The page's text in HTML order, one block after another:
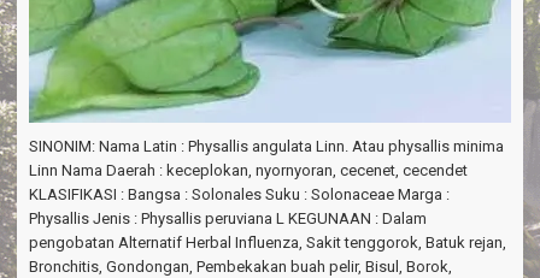
SINONIM: Nama Latin : Physallis angulata Linn. Atau physallis minima
Linn Nama Daerah : keceplokan, nyornyoran, cecenet, cecendet
KLASIFIKASI : Bangsa : Solonales Suku : Solonaceae Marga :
Physallis Jenis : Physallis peruviana L KEGUNAAN : Dalam
pengobatan Alternatif Herbal Influenza, Sakit tenggorok, Batuk rejan,
Bronchitis, Gondongan, Pembekakan buah pelir, Bisul, Borok,